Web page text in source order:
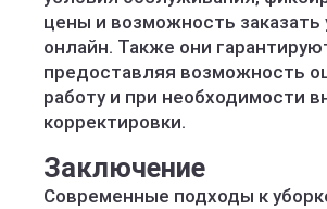
цены и возможность заказать
онлайн. Также они
предоставляя возможность
работу и при необходимости
корректировки.
Заключение
Современные подходы к